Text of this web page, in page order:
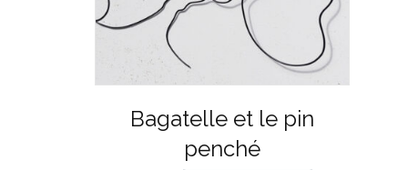
Bagatelle et le pin
penché